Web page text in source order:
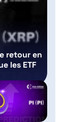
retour en
les ETF